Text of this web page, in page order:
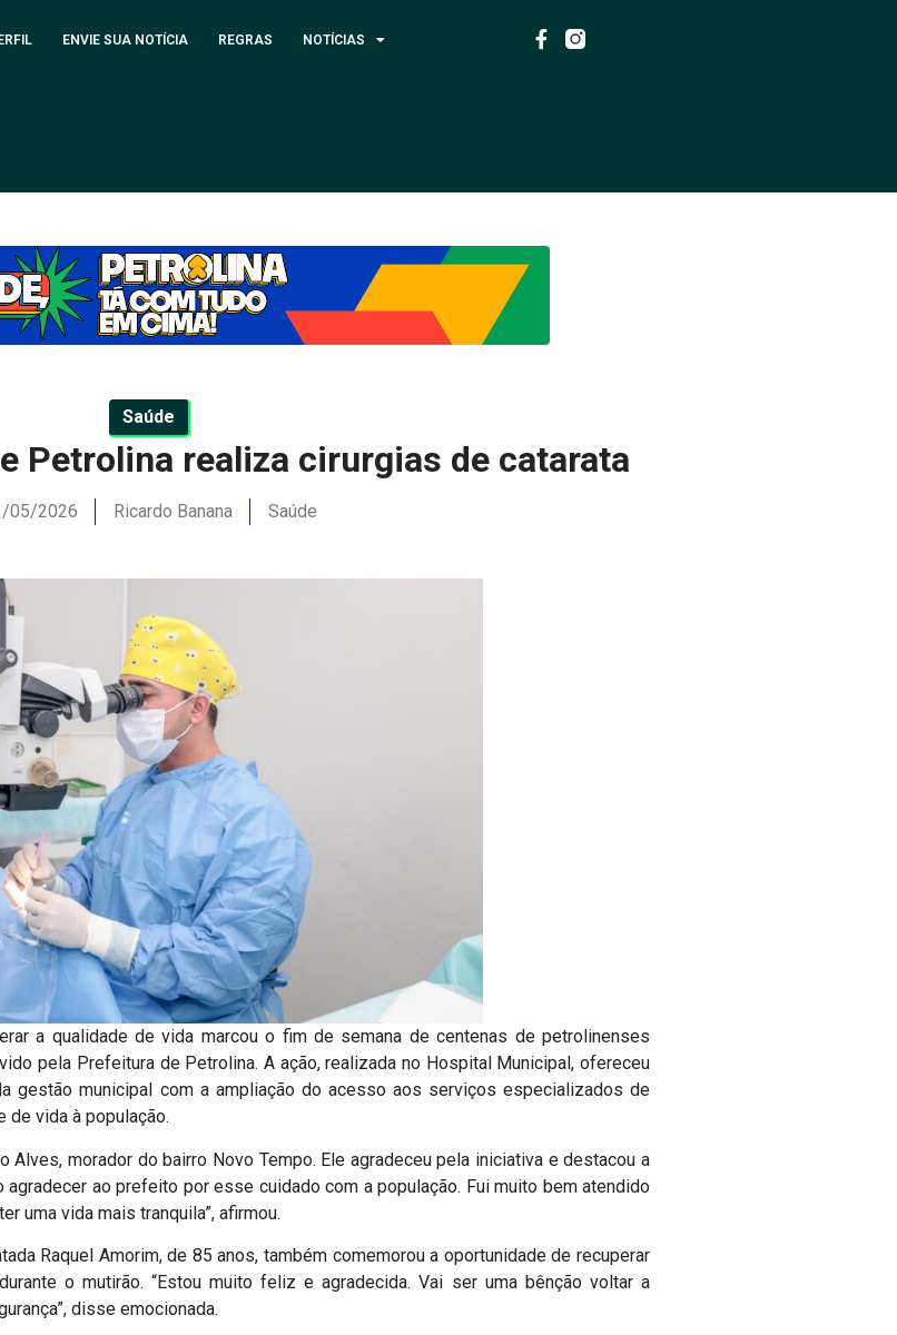
ENVIE SUA NOTÍCIA REGRAS NOTÍCIAS
Saúde
Petrolina realiza cirurgias de catarata
05/2026 Ricardo Banana Saúde
a qualidade de vida marcou o fim de semana de centenas de petrolinenses
pela Prefeitura de Petrolina. A ação, realizada no Hospital Municipal, ofereceu
gestão municipal com a ampliação do acesso aos serviços especializados de
de vida à população.
Alves, morador do bairro Novo Tempo. Ele agradeceu pela iniciativa e destacou a
agradecer ao prefeito por esse cuidado com a população. Fui muito bem atendido
uma vida mais tranquila”, afirmou.
Raquel Amorim, de 85 anos, também comemorou a oportunidade de recuperar
o mutirão. “Estou muito feliz e agradecida. Vai ser uma bênção voltar a
disse emocionada.